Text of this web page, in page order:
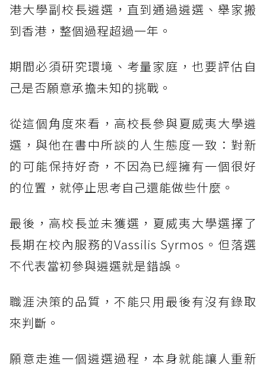
港大學副校長遴選，直到通過遴選、舉家搬
到香港，整個過程超過一年。
期間必須研究環境、考量家庭，也要評估自
己是否願意承擔未知的挑戰。
從這個角度來看，高校長參與夏威夷大學遴
選，與他在書中所談的人生態度一致：對新
的可能保持好奇，不因為已經擁有一個很好
的位置，就停止思考自己還能做些什麼。
最後，高校長並未獲選，夏威夷大學選擇了
長期在校內服務的Vassilis Syrmos。但落選
不代表當初參與遴選就是錯誤。
職涯決策的品質，不能只用最後有沒有錄取
來判斷。
願意走進一個遴選過程，本身就能讓人重新